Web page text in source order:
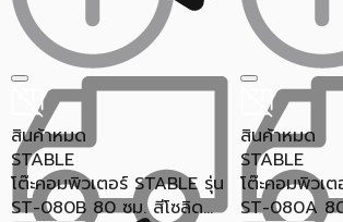
สินค้าหมด
STABLE
โต๊ะคอมพิวเตอร์ STABLE รุ่น
ST-080B 80 ซม. สีโซลิด...
สินค้าหมด
STABLE
โต๊ะคอมพิวเ
ST-080A